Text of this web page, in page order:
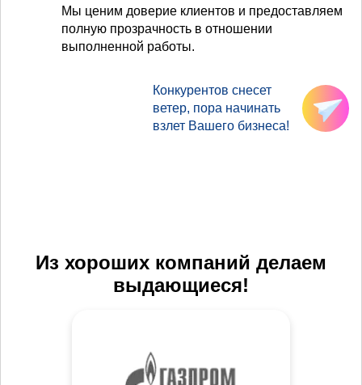
Мы ценим доверие клиентов и предоставляем
полную прозрачность в отношении
выполненной работы.
Конкурентов снесет
ветер, пора начинать
взлет Вашего бизнеса!
Из хороших компаний делаем
выдающиеся!